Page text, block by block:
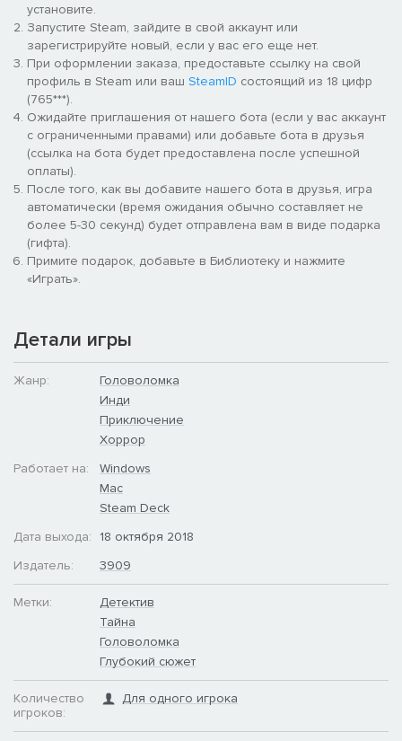
установите.
Запустите Steam, зайдите в свой аккаунт или
зарегистрируйте новый, если у вас его еще нет.
При оформлении заказа, предоставьте ссылку на свой
профиль в Steam или ваш SteamID состоящий из 18 цифр
(765***).
Ожидайте приглашения от нашего бота (если у вас аккаунт
с ограниченными правами) или добавьте бота в друзья
(ссылка на бота будет предоставлена после успешной
оплаты).
После того, как вы добавите нашего бота в друзья, игра
автоматически (время ожидания обычно составляет не
более 5-30 секунд) будет отправлена вам в виде подарка
(гифта).
Примите подарок, добавьте в Библиотеку и нажмите
«Играть».
Детали игры
Жанр:
Головоломка
Инди
Приключение
Хоррор
Работает на:
Windows
Mac
Steam Deck
Дата выхода:
18 октября 2018
Издатель:
3909
Метки:
Детектив
Тайна
Головоломка
Глубокий сюжет
Количество
игроков:
Для одного игрока